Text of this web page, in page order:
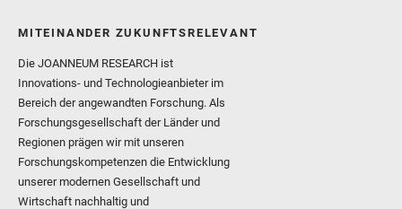
MITEINANDER ZUKUNFTSRELEVANT
Die JOANNEUM RESEARCH ist
Innovations- und Technologieanbieter im
Bereich der angewandten Forschung. Als
Forschungsgesellschaft der Länder und
Regionen prägen wir mit unseren
Forschungskompetenzen die Entwicklung
unserer modernen Gesellschaft und
Wirtschaft nachhaltig und